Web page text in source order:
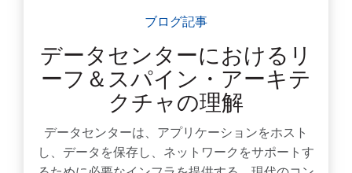
ブログ記事
データセンターにおけるリ
ーフ＆スパイン・アーキテ
クチャの理解
データセンターは、アプリケーションをホスト
し、データを保存し、ネットワークをサポートす